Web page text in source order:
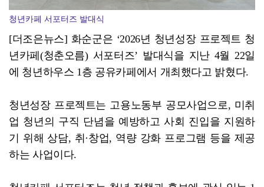
청년카페 서포터즈 발대식
[더조은뉴스] 화순군은 ‘2026년 청년성장 프로젝트 청
년카페(청춘오름) 서포터즈’ 발대식을 지난 4월 22일
에 청년하우스 1층 공유카페에서 개최했다고 밝혔다.
청년성장 프로젝트는 고용노동부 공모사업으로, 미취
업 청년의 구직 단념을 예방하고 사회 진입을 지원하
기 위해 상담, 취·창업, 역량 강화 프로그램 등을 제공
하는 사업이다.